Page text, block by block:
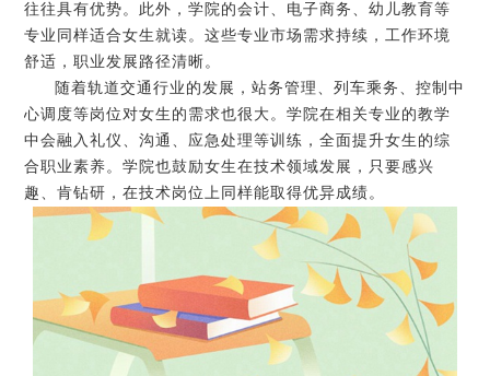
往往具有优势。此外，学院的会计、电子商务、幼儿教育等
专业同样适合女生就读。这些专业市场需求持续，工作环境
舒适，职业发展路径清晰。
随着轨道交通行业的发展，站务管理、列车乘务、控制中
心调度等岗位对女生的需求也很大。学院在相关专业的教学
中会融入礼仪、沟通、应急处理等训练，全面提升女生的综
合职业素养。学院也鼓励女生在技术领域发展，只要感兴
趣、肯钻研，在技术岗位上同样能取得优异成绩。